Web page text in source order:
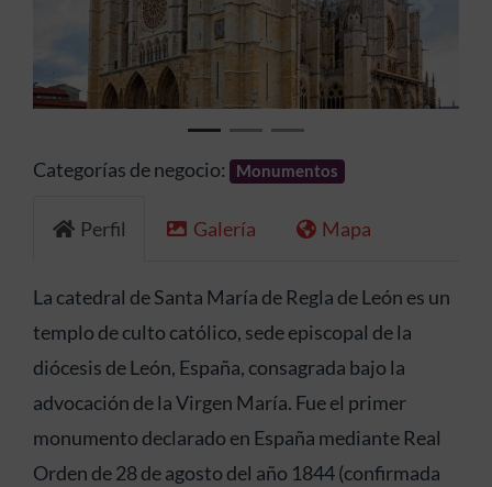
Anterior
Categorías de negocio: Monumentos
Perfil Galería Mapa
La catedral de Santa María de Regla de León es un
templo de culto católico, sede episcopal de la
diócesis de León, España, consagrada bajo la
advocación de la Virgen María. Fue el primer
monumento declarado en España mediante Real
Orden de 28 de agosto del año 1844 (confirmada